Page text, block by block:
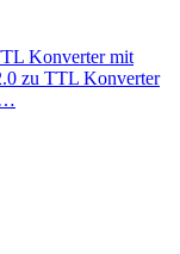
Konverter mit
zu TTL Konverter